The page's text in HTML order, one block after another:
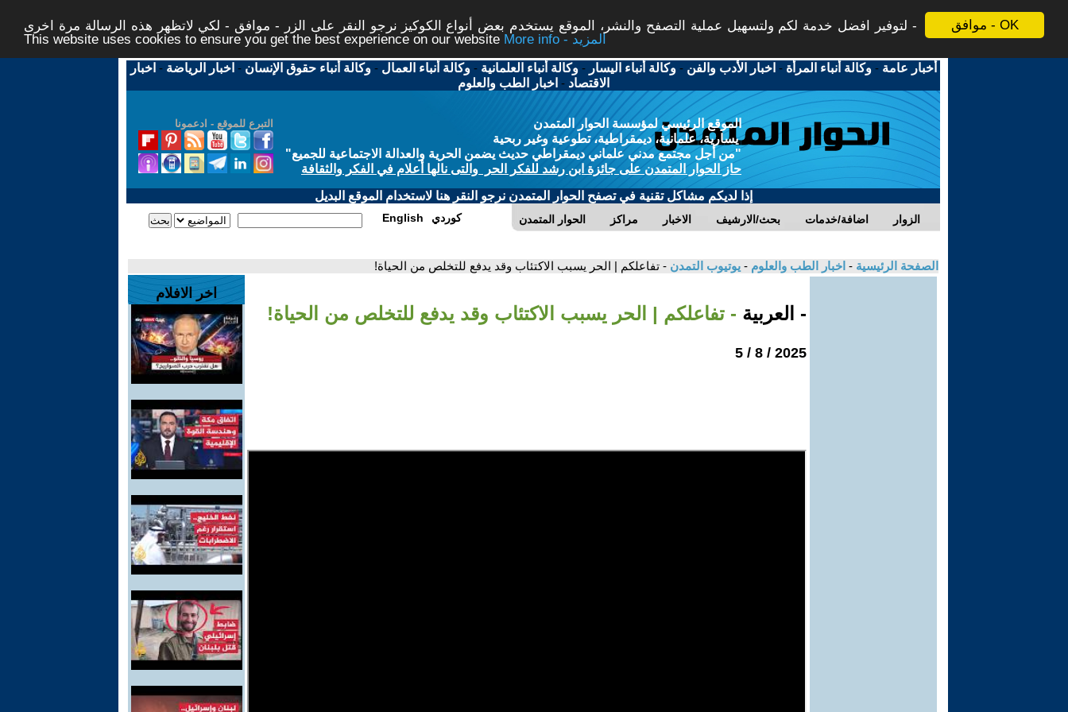
موافق - OK
لتوفير افضل خدمة لكم ولتسهيل عملية التصفح والنشر، الموقع يستخدم بعض أنواع الكوكيز نرجو النقر على الزر - موافق - لكي لاتظهر هذه الرسالة مرة اخرى -
This website uses cookies to ensure you get the best experience on our website
More info - المزيد
أخبار عامة -وكالة أنباء المرأة - اخبار الأدب والفن -وكالة أنباء اليسار -وكالة أنباء العلمانية -وكالة أنباء العمال -وكالة أنباء حقوق الإنسان - اخبار الرياضة - اخبار
الاقتصاد - اخبار الطب والعلوم
التبرع للموقع - ادعمونا
الموقع الرئيسي لمؤسسة الحوار المتمدن
يسارية، علمانية، ديمقراطية، تطوعية وغير ربحية
"من أجل مجتمع مدني علماني ديمقراطي حديث يضمن الحرية والعدالة الاجتماعية للجميع"
حاز الحوار المتمدن على جائزة ابن رشد للفكر الحر والتى نالها أعلام في الفكر والثقافة
إذا لديكم مشاكل تقنية في تصفح الحوار المتمدن نرجو النقر هنا لاستخدام الموقع البديل
الحوار المتمدن مراكز الاخبار بحث/الارشيف اضافة/خدمات الزوار English كوردي
الصفحة الرئيسية - اخبار الطب والعلوم - يوتيوب التمدن - تفاعلكم | الحر يسبب الاكتئاب وقد يدفع للتخلص من الحياة!
- العربية - تفاعلكم | الحر يسبب الاكتئاب وقد يدفع للتخلص من الحياة!
2025 / 8 / 5
اخر الافلام